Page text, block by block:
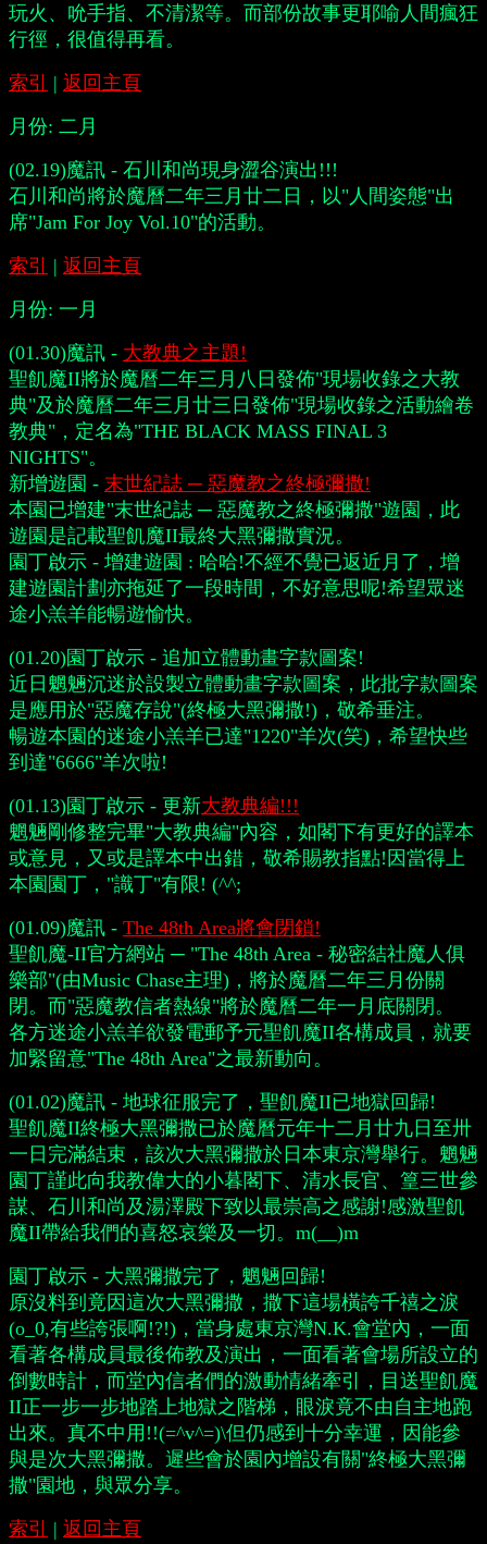
玩火、吮手指、不清潔等。而部份故事更耶喻人間瘋狂
行徑，很值得再看。
索引
| 返回主頁
月份: 二月
(02.19)魔訊 - 石川和尚現身澀谷演出!!!
石川和尚將於魔曆二年三月廿二日，以"人間姿態"出
席"Jam For Joy Vol.10"的活動。
索引
| 返回主頁
月份: 一月
(01.30)魔訊 - 大教典之主題!
聖飢魔II將於魔曆二年三月八日發佈"現場收錄之大教
典"及於魔曆二年三月廿三日發佈"現場收錄之活動繪卷
教典"，定名為"THE BLACK MASS FINAL 3
NIGHTS"。
新增遊園 - 末世紀誌 ─ 惡魔教之終極彌撒!
本園已增建"末世紀誌 ─ 惡魔教之終極彌撒"遊園，此
遊園是記載聖飢魔II最終大黑彌撒實況。
園丁啟示 - 增建遊園 : 哈哈!不經不覺已返近月了，增
建遊園計劃亦拖延了一段時間，不好意思呢!希望眾迷
途小羔羊能暢遊愉快。
(01.20)園丁啟示 - 追加立體動畫字款圖案!
近日魍魎沉迷於設製立體動畫字款圖案，此批字款圖案
是應用於"惡魔存說"(終極大黑彌撒!)，敬希垂注。
暢遊本園的迷途小羔羊已達"1220"羊次(笑)，希望快些
到達"6666"羊次啦!
(01.13)園丁啟示 - 更新大教典編!!!
魍魎剛修整完畢"大教典編"內容，如閣下有更好的譯本
或意見，又或是譯本中出錯，敬希賜教指點!因當得上
本園園丁，"識丁"有限! (^^;
(01.09)魔訊 - The 48th Area將會閉鎖!
聖飢魔-II官方網站 ─ "The 48th Area - 秘密結社魔人俱
樂部"(由Music Chase主理)，將於魔曆二年三月份關
閉。而"惡魔教信者熱線"將於魔曆二年一月底關閉。
各方迷途小羔羊欲發電郵予元聖飢魔II各構成員，就要
加緊留意"The 48th Area"之最新動向。
(01.02)魔訊 - 地球征服完了，聖飢魔II已地獄回歸!
聖飢魔II終極大黑彌撒已於魔曆元年十二月廿九日至卅
一日完滿結束，該次大黑彌撒於日本東京灣舉行。魍魎
園丁謹此向我教偉大的小暮閣下、清水長官、篁三世參
謀、石川和尚及湯澤殿下致以最崇高之感謝!感激聖飢
魔II帶給我們的喜怒哀樂及一切。m(__)m
園丁啟示 - 大黑彌撒完了，魍魎回歸!
原沒料到竟因這次大黑彌撒，撒下這場橫誇千禧之淚
(o_0,有些誇張啊!?!)，當身處東京灣N.K.會堂內，一面
看著各構成員最後佈教及演出，一面看著會場所設立的
倒數時計，而堂內信者們的激動情緒牽引，目送聖飢魔
II正一步一步地踏上地獄之階梯，眼淚竟不由自主地跑
出來。真不中用!!(=^v^=)\但仍感到十分幸運，因能參
與是次大黑彌撒。遲些會於園內增設有關"終極大黑彌
撒"園地，與眾分享。
索引
| 返回主頁